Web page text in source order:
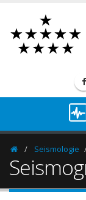
HomepageSeismologie